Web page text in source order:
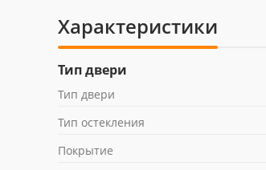
Характеристики
Тип двери
Тип двери
Тип остекления
Покрытие